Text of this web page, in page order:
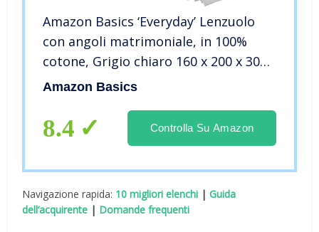
Amazon Basics ‘Everyday’ Lenzuolo
con angoli matrimoniale, in 100%
cotone, Grigio chiaro 160 x 200 x 30
cm
Amazon Basics
8.4 Controlla Su Amazon
Navigazione rapida: 10 migliori elenchi |Guida
dell’acquirente | Domande frequenti